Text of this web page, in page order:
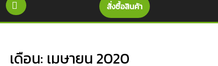
สั่งซื้อสินค้า
เดือน: เมษายน 2020